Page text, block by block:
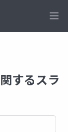
するスラ